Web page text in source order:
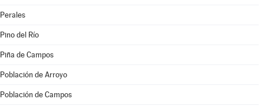
Perales
Pino del Río
Piña de Campos
Población de Arroyo
Población de Campos